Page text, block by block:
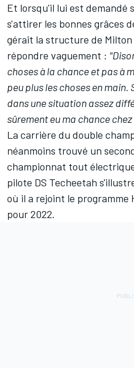
Et lorsqu'il lui est demandé
s'attirer les bonnes grâces
gérait la structure de Milton
répondre vaguement :
choses à la chance et pas à
peu plus les choses en main.
dans une situation assez
sûrement eu ma chance
La carrière du double
néanmoins trouvé un
championnat tout
pilote DS Techeetah
où il a rejoint le programme
pour 2022.